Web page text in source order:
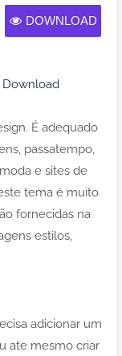
DOWNLOAD
Download
É adequado
passatempo,
e sites de
tema é muito
fornecidas na
estilos,
adicionar um
ate mesmo criar